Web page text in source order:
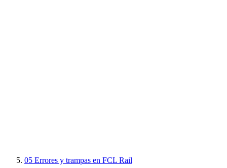
05 Errores y trampas en FCL Rail